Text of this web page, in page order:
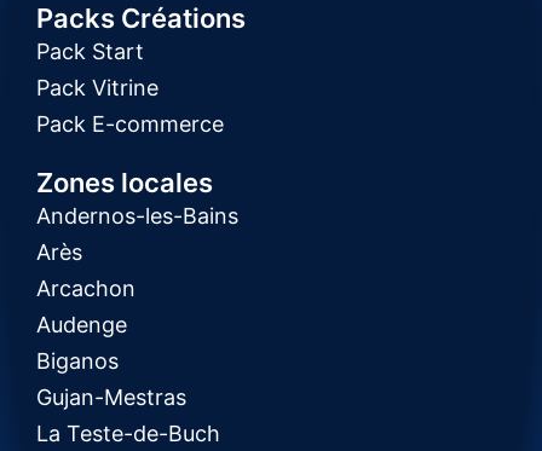
Packs Créations
Pack Start
Pack Vitrine
Pack E-commerce
Zones locales
Andernos-les-Bains
Arès
Arcachon
Audenge
Biganos
Gujan-Mestras
La Teste-de-Buch